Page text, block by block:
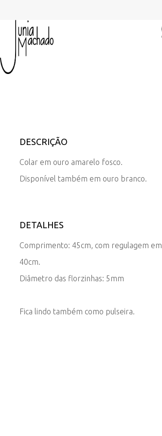
DESCRIÇÃO
Colar em ouro amarelo fosco.
Disponível também em ouro branco.
DETALHES
Comprimento: 45cm, com regulagem em
40cm.
Diâmetro das florzinhas: 5mm
Fica lindo também como pulseira.